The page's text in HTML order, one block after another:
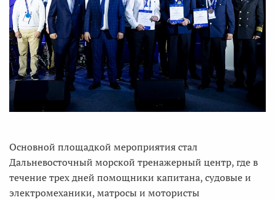
Основной площадкой мероприятия стал
Дальневосточный морской тренажерный центр, где в
течение трех дней помощники капитана, судовые и
электромеханики, матросы и мотористы